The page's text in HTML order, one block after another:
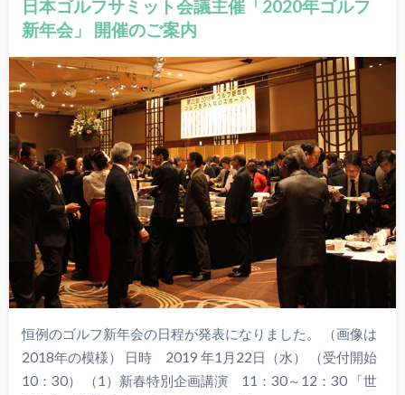
日本ゴルフサミット会議主催「2020年ゴルフ
新年会」 開催のご案内
恒例のゴルフ新年会の日程が発表になりました。 （画像は
2018年の模様） 日時 2019 年1月22日（水） （受付開始
10：30） （1）新春特別企画講演 11：30～12：30 「世